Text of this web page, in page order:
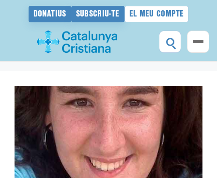
DONATIUS SUBSCRIU-TE EL MEU COMPTE
contingut